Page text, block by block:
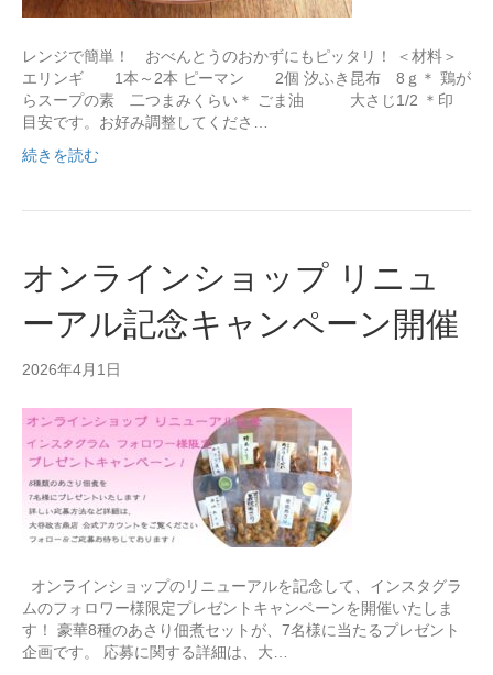
レンジで簡単！ おべんとうのおかずにもピッタリ！ ＜材料＞
エリンギ 1本～2本 ピーマン 2個 汐ふき昆布 8ｇ＊ 鶏が
らスープの素 二つまみくらい＊ ごま油 大さじ1/2 ＊印
目安です。お好み調整してくださ…
続きを読む
オンラインショップ リニュ
ーアル記念キャンペーン開催
2026年4月1日
オンラインショップのリニューアルを記念して、インスタグラ
ムのフォロワー様限定プレゼントキャンペーンを開催いたしま
す！ 豪華8種のあさり佃煮セットが、7名様に当たるプレゼント
企画です。 応募に関する詳細は、大…